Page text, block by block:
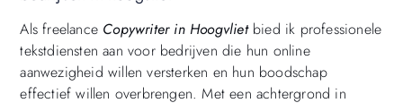
Als freelance Copywriter in Hoogvlietbied ik professionele
tekstdiensten aan voor bedrijven die hun online
aanwezigheid willen versterken en hun boodschap
effectief willen overbrengen. Met een achtergrond in